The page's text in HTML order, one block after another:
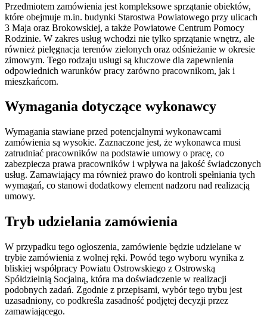
Przedmiotem zamówienia jest kompleksowe sprzątanie obiektów,
które obejmuje m.in. budynki Starostwa Powiatowego przy ulicach
3 Maja oraz Brokowskiej, a także Powiatowe Centrum Pomocy
Rodzinie. W zakres usług wchodzi nie tylko sprzątanie wnętrz, ale
również pielęgnacja terenów zielonych oraz odśnieżanie w okresie
zimowym. Tego rodzaju usługi są kluczowe dla zapewnienia
odpowiednich warunków pracy zarówno pracownikom, jak i
mieszkańcom.
Wymagania dotyczące wykonawcy
Wymagania stawiane przed potencjalnymi wykonawcami
zamówienia są wysokie. Zaznaczone jest, że wykonawca musi
zatrudniać pracowników na podstawie umowy o pracę, co
zabezpiecza prawa pracowników i wpływa na jakość świadczonych
usług. Zamawiający ma również prawo do kontroli spełniania tych
wymagań, co stanowi dodatkowy element nadzoru nad realizacją
umowy.
Tryb udzielania zamówienia
W przypadku tego ogłoszenia, zamówienie będzie udzielane w
trybie zamówienia z wolnej ręki. Powód tego wyboru wynika z
bliskiej współpracy Powiatu Ostrowskiego z Ostrowską
Spółdzielnią Socjalną, która ma doświadczenie w realizacji
podobnych zadań. Zgodnie z przepisami, wybór tego trybu jest
uzasadniony, co podkreśla zasadność podjętej decyzji przez
zamawiającego.